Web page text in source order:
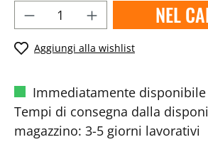
NEL
Aggiungi alla wishlist
Immediatamente disponibile
Tempi di consegna dalla
magazzino: 3-5 giorni lavorativi